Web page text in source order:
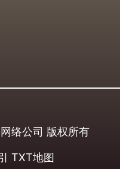
络公司 版权所有
TXT地图